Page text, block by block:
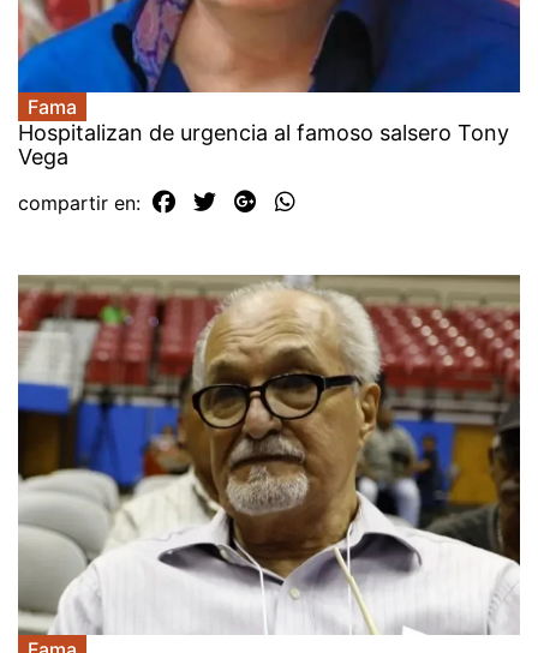
Fama
Hospitalizan de urgencia al famoso salsero Tony
Vega
compartir en: